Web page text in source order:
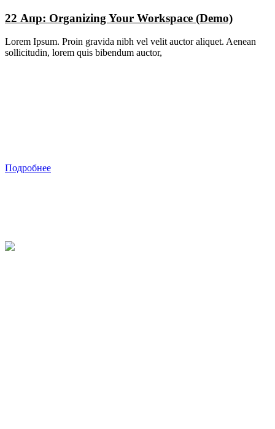
22 Апр: Organizing Your Workspace (Demo)
Lorem Ipsum. Proin gravida nibh vel velit auctor aliquet. Aenean
sollicitudin, lorem quis bibendum auctor,
Подробнее